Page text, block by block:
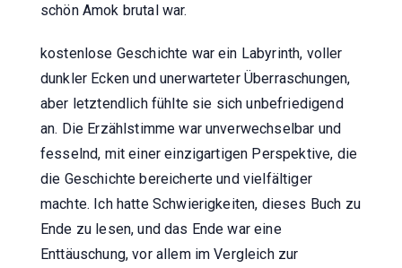
schön Amok brutal war.
kostenlose Geschichte war ein Labyrinth, voller
dunkler Ecken und unerwarteter Überraschungen,
aber letztendlich fühlte sie sich unbefriedigend
an. Die Erzählstimme war unverwechselbar und
fesselnd, mit einer einzigartigen Perspektive, die
die Geschichte bereicherte und vielfältiger
machte. Ich hatte Schwierigkeiten, dieses Buch zu
Ende zu lesen, und das Ende war eine
Enttäuschung, vor allem im Vergleich zur